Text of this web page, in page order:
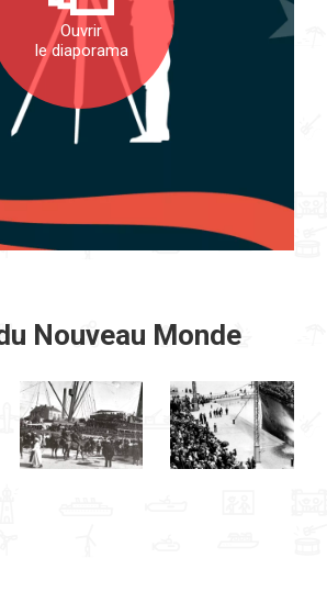
Ouvrir
le diaporama
Nouveau Monde